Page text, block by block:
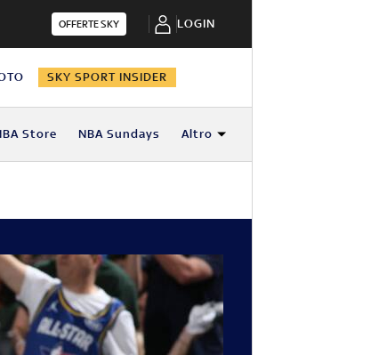
OFFERTE SKY LOGIN
SKY SPORT INSIDER
Store NBA Sundays Altro